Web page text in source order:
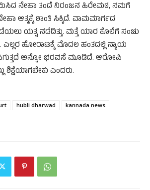
ನೇಹಾ ತಂದೆ ನಿರಂಜನ ಹಿರೇಮಠ, ನಮಗೆ
ಆತ್ಮಕ್ಕೆ ಶಾಂತಿ ಸಿಕ್ಕಿದೆ. ವಾಮಮಾರ್ಗದ
ಯತ್ನ ನಡೆದಿತ್ತು. ಮತ್ತೆ ಯಾರ ಕೊಲೆಗೆ ಸಂಚು
ಹೋರಾಟಕ್ಕೆ ಮೊದಲ ಹಂತದಲ್ಲಿ ನ್ಯಾಯ
ಅನ್ನೋ ಭರವಸೆ ಮೂಡಿದೆ. ಆರೋಪಿ
ಎಂದರು.
hubli dharwad
kannada news